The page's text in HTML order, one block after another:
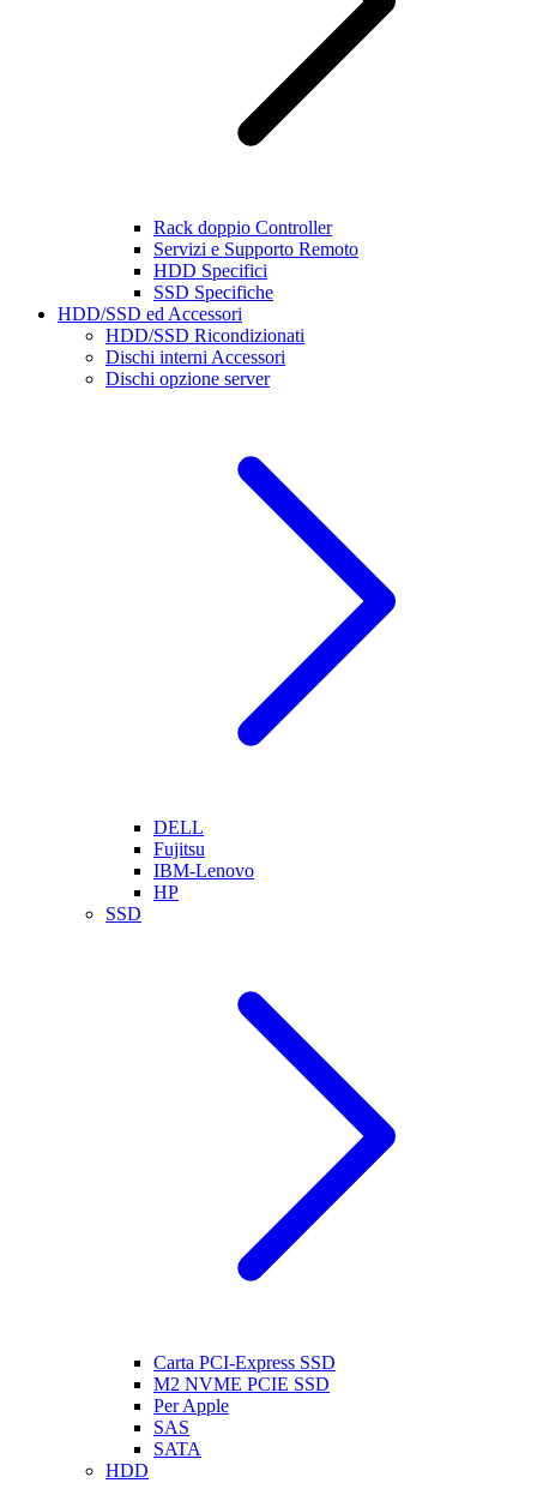
Rack doppio Controller
Servizi e Supporto Remoto
HDD Specifici
SSD Specifiche
HDD/SSD ed Accessori
HDD/SSD Ricondizionati
Dischi interni Accessori
Dischi opzione server
DELL
Fujitsu
IBM-Lenovo
HP
SSD
Carta PCI-Express SSD
M2 NVME PCIE SSD
Per Apple
SAS
SATA
HDD